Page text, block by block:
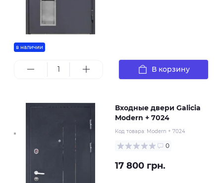
в наличии
В корзину
Входные двери Galicia
Modern + 7024
Код товара: Modern + 7024
0
17 800 грн.